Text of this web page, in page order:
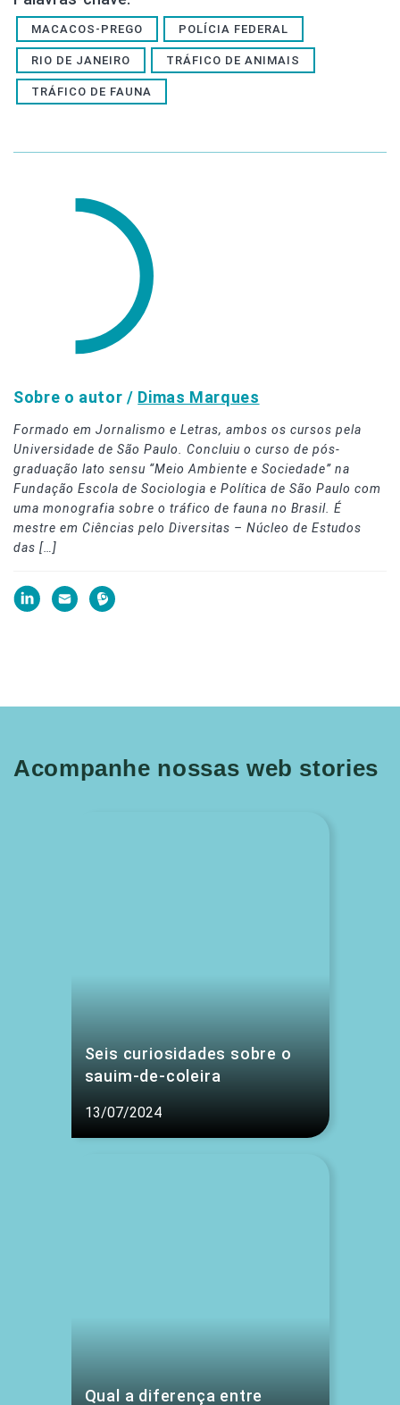
MACACOS-PREGO POLÍCIA FEDERAL
RIO DE JANEIRO TRÁFICO DE ANIMAIS
TRÁFICO DE FAUNA
Sobre o autor / Dimas Marques
Formado em Jornalismo e Letras, ambos os cursos pela
Universidade de São Paulo. Concluiu o curso de pós-
graduação lato sensu “Meio Ambiente e Sociedade” na
Fundação Escola de Sociologia e Política de São Paulo com
uma monografia sobre o tráfico de fauna no Brasil. É
mestre em Ciências pelo Diversitas – Núcleo de Estudos
das […]
Acompanhe nossas web stories
Seis curiosidades sobre o
sauim-de-coleira
13/07/2024
Qual a diferença entre